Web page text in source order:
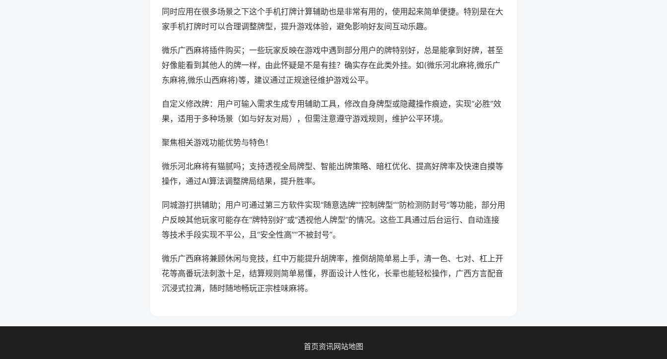
同时应用在很多场景之下这个手机打牌计算辅助也是非常有用的，使用起来简单便捷。特别是在大
家手机打牌时可以合理调整牌型，提升游戏体验，避免影响好友间互动乐趣。
微乐广西麻将插件购买；一些玩家反映在游戏中遇到部分用户的牌特别好，总是能拿到好牌，甚至
好像能看到其他人的牌一样，由此怀疑是不是有挂？确实存在此类外挂。如(微乐河北麻将,微乐广
东麻将,微乐山西麻将)等，建议通过正规途径维护游戏公平。
自定义修改牌：用户可输入需求生成专用辅助工具，修改自身牌型或隐藏操作痕迹，实现“必胜”效
果，适用于多种场景（如与好友对局），但需注意遵守游戏规则，维护公平环境。
聚焦相关游戏功能优势与特色！
微乐河北麻将有猫腻吗；支持透视全局牌型、智能出牌策略、暗杠优化、提高好牌率及快速自摸等
操作，通过AI算法调整牌局结果，提升胜率。
同城游打拱辅助；用户可通过第三方软件实现“随意选牌”“控制牌型”“防检测防封号”等功能，部分用
户反映其他玩家可能存在“牌特别好”或“透视他人牌型”的情况。这些工具通过后台运行、自动连接
等技术手段实现不平公，且“安全性高”“不被封号”。
微乐广西麻将兼顾休闲与竞技，红中万能提升胡牌率，推倒胡简单易上手，清一色、七对、杠上开
花等高番玩法刺激十足，结算规则简单易懂，界面设计人性化，长辈也能轻松操作，广西方言配音
沉浸式拉满，随时随地畅玩正宗桂味麻将。
首页资讯网站地图